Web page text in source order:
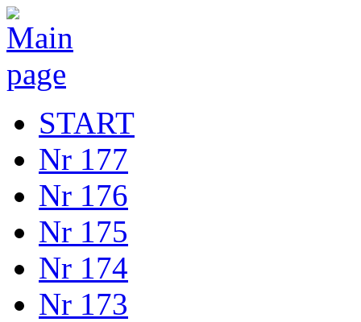
START
Nr 177
Nr 176
Nr 175
Nr 174
Nr 173